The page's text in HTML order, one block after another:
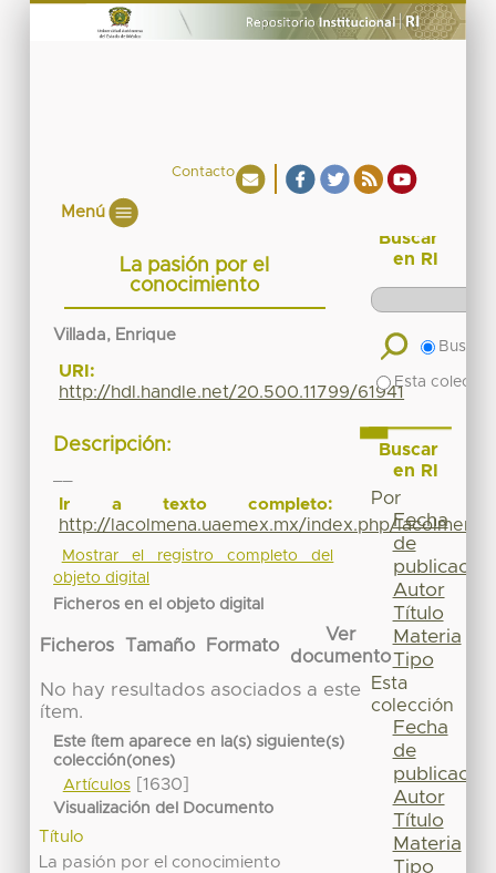
Contacto
Menú
La pasión por el
conocimiento
Villada, Enrique
URI:
http://hdl.handle.net/20.500.11799/61941
Descripción:
Ir a texto completo:
http://lacolmena.uaemex.mx/index.php/
Mostrar el registro completo del
objeto digital
Ficheros en el objeto digital
Ficheros Tamaño Formato
Ver
documento
No hay resultados asociados a este
ítem.
Este ítem aparece en la(s) siguiente(s)
colección(ones)
Artículos[1630]
Visualización del Documento
Título
La pasión por el conocimiento
Buscar
en RI
Buscar
Esta
Buscar
en RI
Por
Fecha
de
publicación
Autor
Título
Materia
Tipo
Esta
colección
Fecha
de
publicación
Autor
Título
Materia
Tipo